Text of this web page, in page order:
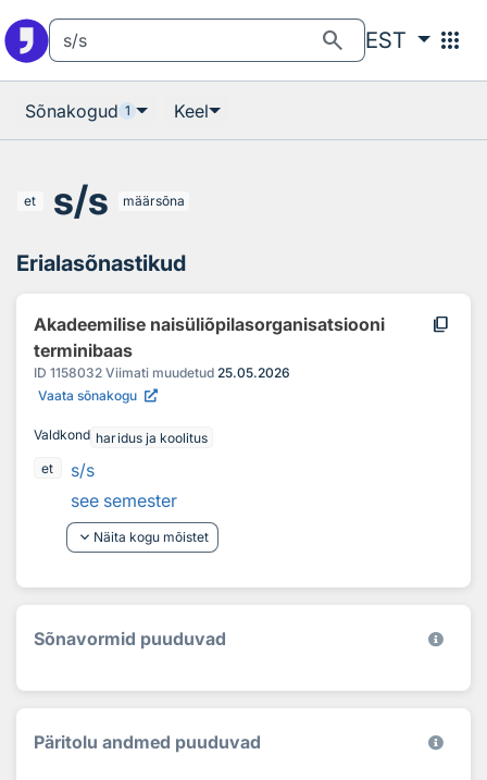
search EST apps
Sõnakogud 1 Keel
et s/s määrsõna
Erialasõnastikud
Akadeemilise naisüliõpilasorganisatsiooni
terminibaas
content_copy
ID 1158032 Viimati muudetud 25.05.2026
Vaata sõnakogu
Valdkond haridus ja koolitus
et
s/s
see semester
keyboard_arrow_down Näita kogu mõistet
Sõnavormid puuduvad
Päritolu andmed puuduvad